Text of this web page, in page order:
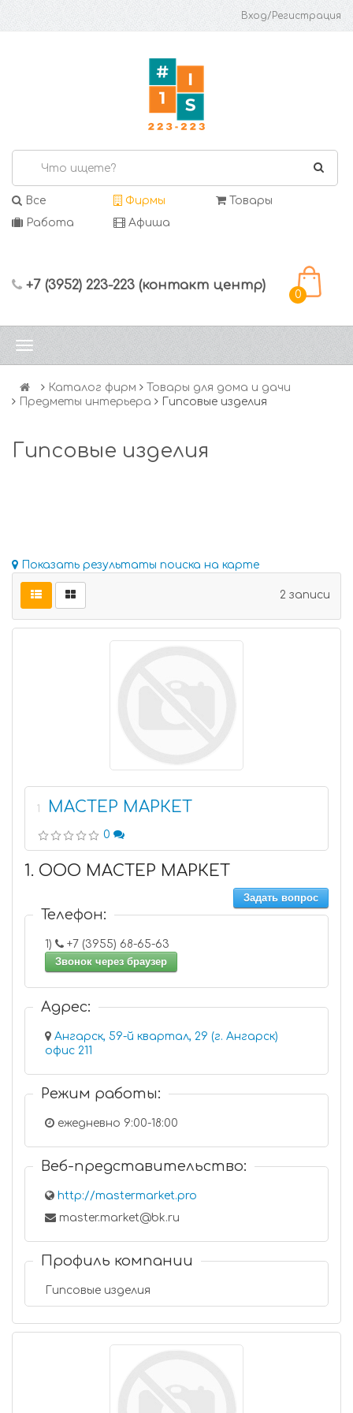
Вход/Регистрация
Все Фирмы
Товары
Работа
Афиша
+7 (3952) 223-223 (контакт центр)
0
Каталог фирм
Товары для дома и дачи
Предметы интерьера
Гипсовые изделия
Гипсовые изделия
Показать результаты поиска на карте
2 записи
1 МАСТЕР МАРКЕТ
0
1. ООО МАСТЕР МАРКЕТ
Задать вопрос
Телефон:
1)
+7 (3955) 68-65-63
Звонок через браузер
Адрес:
Ангарск, 59-й квартал, 29 (г. Ангарск)
офис 211
Режим работы:
ежедневно 9:00-18:00
Веб-представительство:
http://mastermarket.pro
master.market@bk.ru
Профиль компании
Гипсовые изделия